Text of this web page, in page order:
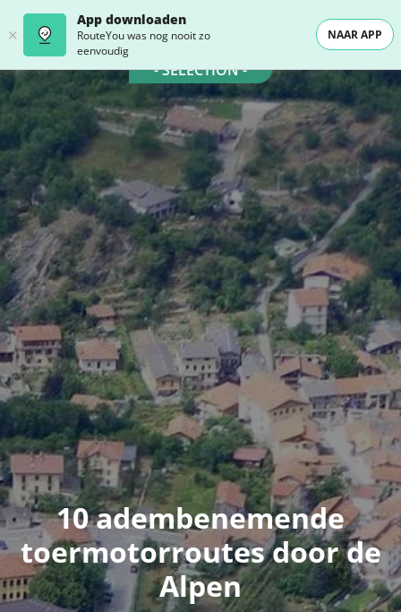
App downloaden
RouteYou was nog nooit zo
eenvoudig
NAAR APP
- SELECTION -
10 adembenemende
toermotorroutes door de
Alpen